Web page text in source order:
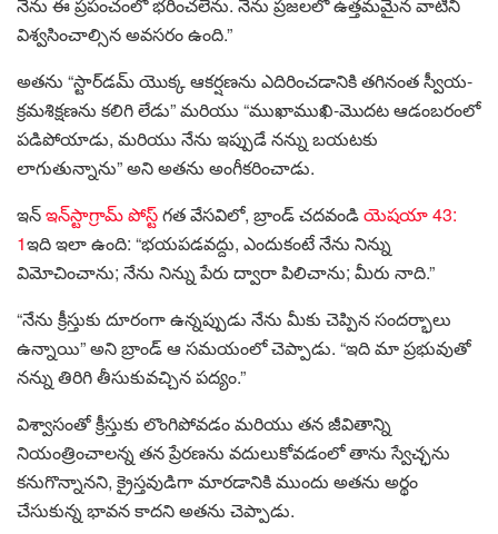
విశ్వసించాల్సిన అవసరం ఉంది.”
అతను “స్టార్‌డమ్ యొక్క ఆకర్షణను ఎదిరించడానికి తగినంత స్వీయ-
క్రమశిక్షణను కలిగి లేడు” మరియు “ముఖాముఖి-మొదట ఆడంబరంలో
పడిపోయాడు, మరియు నేను ఇప్పుడే నన్ను బయటకు
లాగుతున్నాను” అని అతను అంగీకరించాడు.
ఇన్ఇన్‌స్టాగ్రామ్ పోస్ట్గత వేసవిలో, బ్రాండ్ చదవండియెషయా 43:
1ఇది ఇలా ఉంది: “భయపడవద్దు, ఎందుకంటే నేను నిన్ను
విమోచించాను; నేను నిన్ను పేరు ద్వారా పిలిచాను; మీరు నాది.”
“నేను క్రీస్తుకు దూరంగా ఉన్నప్పుడు నేను మీకు చెప్పిన సందర్భాలు
ఉన్నాయి” అని బ్రాండ్ ఆ సమయంలో చెప్పాడు. “ఇది మా ప్రభువుతో
నన్ను తిరిగి తీసుకువచ్చిన పద్యం.”
విశ్వాసంతో క్రీస్తుకు లొంగిపోవడం మరియు తన జీవితాన్ని
నియంత్రించాలన్న తన ప్రేరణను వదులుకోవడంలో తాను స్వేచ్ఛను
కనుగొన్నానని, క్రైస్తవుడిగా మారడానికి ముందు అతను అర్థం
చేసుకున్న భావన కాదని అతను చెప్పాడు.